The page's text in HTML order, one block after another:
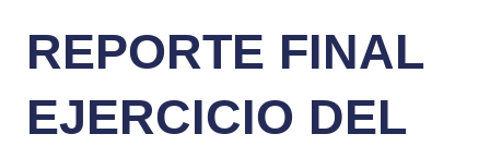
REPORTE FINAL
EJERCICIO DEL